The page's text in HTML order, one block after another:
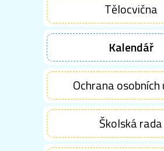
Tělocvična
Kalendář
Ochrana osobních
Školská rada